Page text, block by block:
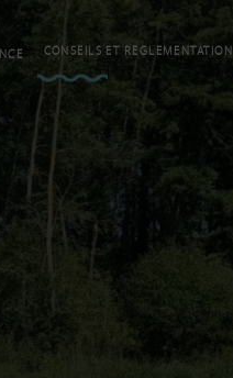
CONSEILS ET REGLEMENTATION